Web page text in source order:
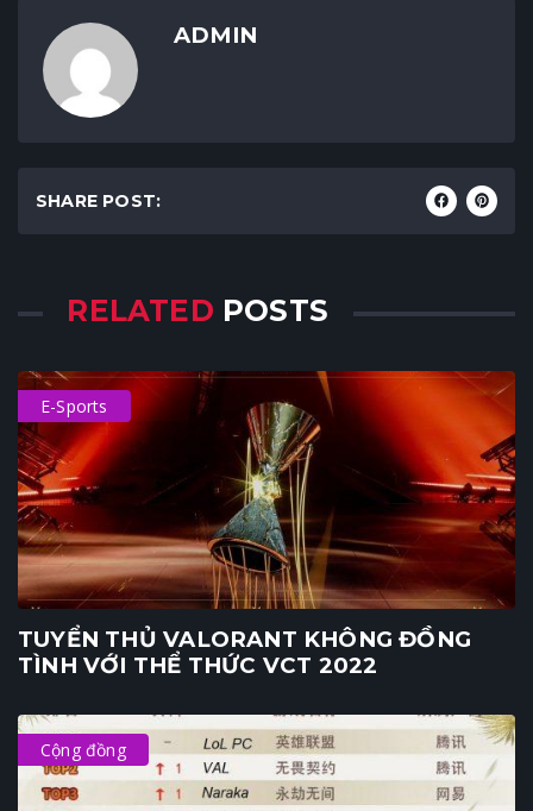
ADMIN
SHARE POST:
RELATED POSTS
E-Sports
TUYỂN THỦ VALORANT KHÔNG ĐỒNG
TÌNH VỚI THỂ THỨC VCT 2022
Cộng đồng